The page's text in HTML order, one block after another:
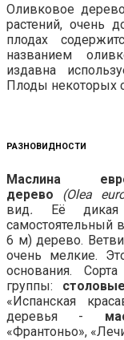
Оливковое
растений, очень
плодах
названием
издавна
Плоды некоторых
РАЗНОВИДНОСТИ
Маслина
дерево
(Оlea
вид. Её
самостоятельный
6 м) дерево.
очень мелкие.
основания.
группы:
«Испанская
деревья -
«Франтоньо»,